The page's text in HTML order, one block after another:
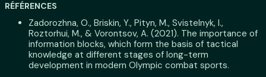
RÉFÉRENCES
Zadorozhna, O., Briskin, Y., Pityn, M., Svistelnyk, I.,
Roztorhui, M., & Vorontsov, A. (2021). The importance of
information blocks, which form the basis of tactical
knowledge at different stages of long-term
development in modern Olympic combat sports.